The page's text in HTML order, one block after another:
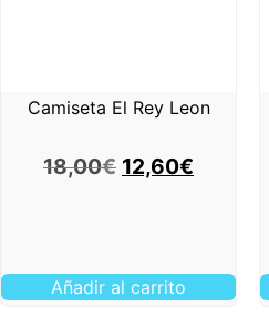
Camiseta El Rey Leon
18,00€ 12,60€
Añadir al carrito